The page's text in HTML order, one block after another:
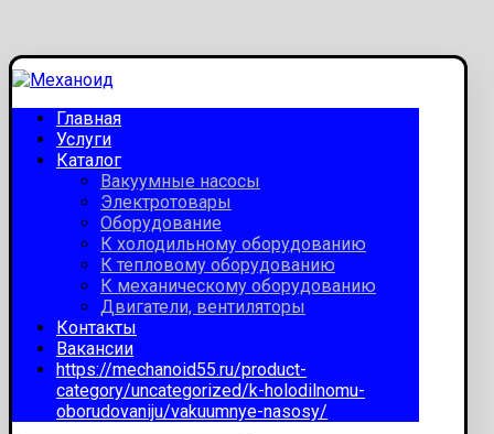
Главная
Услуги
Каталог
Вакуумные насосы
Электротовары
Оборудование
К холодильному оборудованию
К тепловому оборудованию
К механическому оборудованию
Двигатели, вентиляторы
Контакты
Вакансии
https://mechanoid55.ru/product-
category/uncategorized/k-holodilnomu-
oborudovaniju/vakuumnye-nasosy/